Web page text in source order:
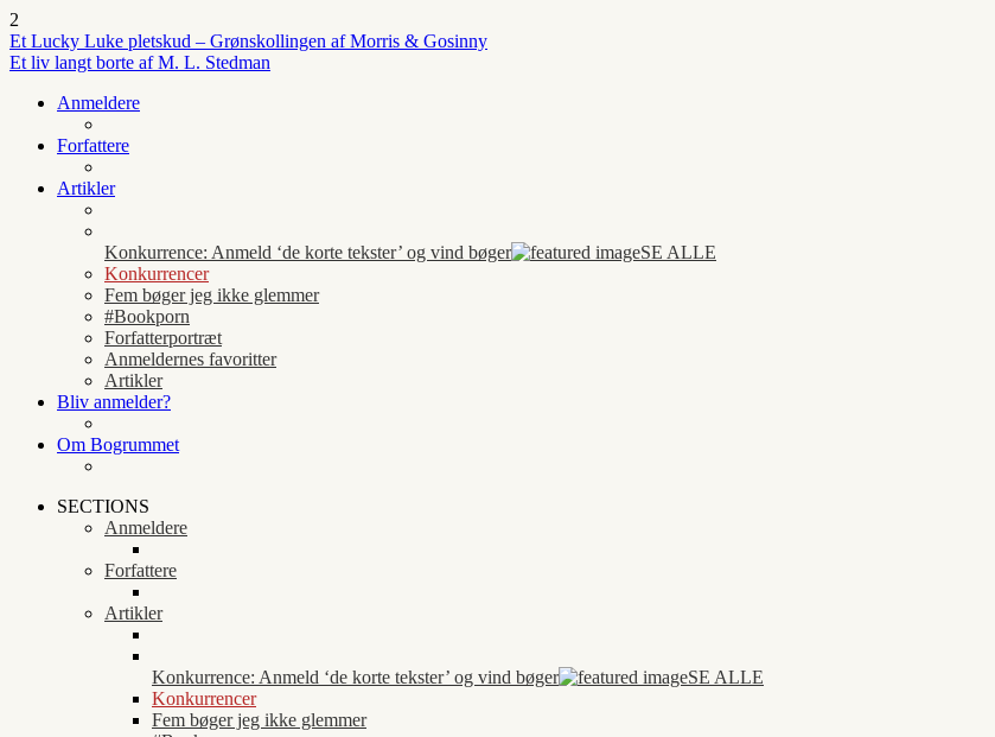
2
Et Lucky Luke pletskud – Grønskollingen af Morris & Gosinny
Et liv langt borte af M. L. Stedman
Anmeldere
Forfattere
Artikler
Konkurrence: Anmeld ‘de korte tekster’ og vind bøger
SE ALLE
Konkurrencer
Fem bøger jeg ikke glemmer
#Bookporn
Forfatterportræt
Anmeldernes favoritter
Artikler
Bliv anmelder?
Om Bogrummet
SECTIONS
Anmeldere
Forfattere
Artikler
Konkurrence: Anmeld ‘de korte tekster’ og vind bøger
SE ALLE
Konkurrencer
Fem bøger jeg ikke glemmer